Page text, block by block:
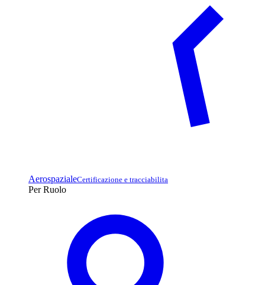
AerospazialeCertificazione e tracciabilita
Per Ruolo